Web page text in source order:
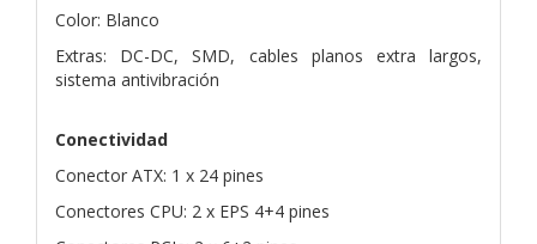
Color: Blanco
Extras: DC-DC, SMD, cables planos extra largos,
sistema antivibración
Conectividad
Conector ATX: 1 x 24 pines
Conectores CPU: 2 x EPS 4+4 pines